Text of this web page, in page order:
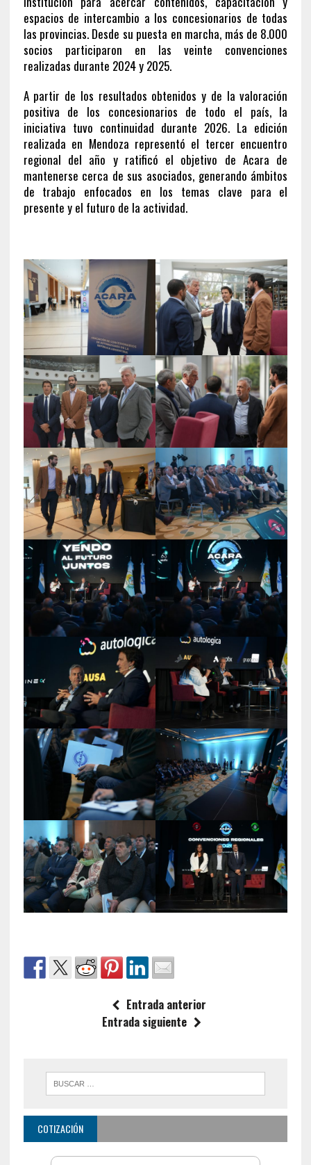
espacios de intercambio a los concesionarios de todas
las provincias. Desde su puesta en marcha, más de 8.000
socios participaron en las veinte convenciones
realizadas durante 2024 y 2025.
A partir de los resultados obtenidos y de la valoración
positiva de los concesionarios de todo el país, la
iniciativa tuvo continuidad durante 2026. La edición
realizada en Mendoza representó el tercer encuentro
regional del año y ratificó el objetivo de Acara de
mantenerse cerca de sus asociados, generando ámbitos
de trabajo enfocados en los temas clave para el
presente y el futuro de la actividad.
Entrada anterior
Entrada siguiente
COTIZACIÓN